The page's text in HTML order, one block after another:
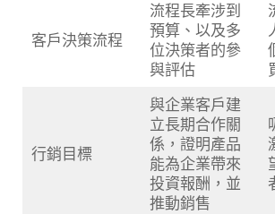
客戶決策流程
流程長牽涉到
預算、以及多
位決策者的參
與評估
行銷目標
與企業客戶建
立長期合作關
係，證明產品
能為企業帶來
投資報酬，並
推動銷售